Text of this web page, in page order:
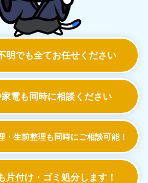
明でも全てお任せください
電も同時に相談ください
・生前整理も同時にご相談可能！
片付け・ゴミ処分します！